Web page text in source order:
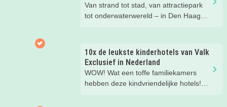
Van strand tot stad, van attractiepark
tot onderwaterwereld – in Den Haag
ontspannen met een lekkere lunch op
het strand en een duik in zee. Heerlijk!
10x de leukste kinderhotels van Valk
Exclusief in Nederland
WOW! Wat een toffe familiekamers
hebben deze kindvriendelijke hotels!